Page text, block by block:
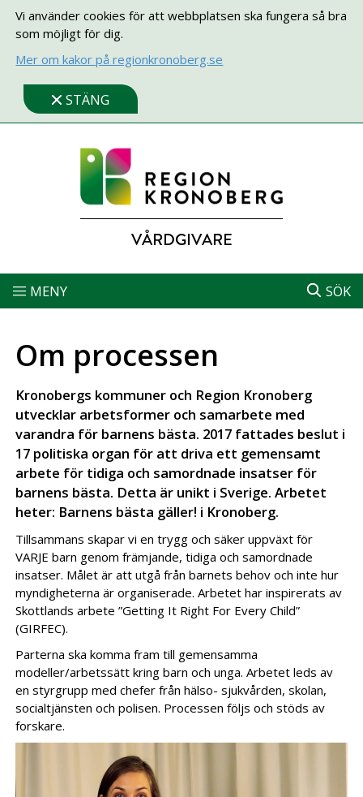
Vi använder cookies för att webbplatsen ska fungera så bra
som möjligt för dig.
Mer om kakor på regionkronoberg.se
STÄNG
VÅRDGIVARE
MENY SÖK
Om processen
Kronobergs kommuner och Region Kronoberg
utvecklar arbetsformer och samarbete med
varandra för barnens bästa. 2017 fattades beslut i
17 politiska organ för att driva ett gemensamt
arbete för tidiga och samordnade insatser för
barnens bästa. Detta är unikt i Sverige. Arbetet
heter: Barnens bästa gäller! i Kronoberg.
Tillsammans skapar vi en trygg och säker uppväxt för
VARJE barn genom främjande, tidiga och samordnade
insatser. Målet är att utgå från barnets behov och inte hur
myndigheterna är organiserade. Arbetet har inspirerats av
Skottlands arbete ”Getting It Right For Every Child”
(GIRFEC).
Parterna ska komma fram till gemensamma
modeller/arbetssätt kring barn och unga. Arbetet leds av
en styrgrupp med chefer från hälso- sjukvården, skolan,
socialtjänsten och polisen. Processen följs och stöds av
forskare.